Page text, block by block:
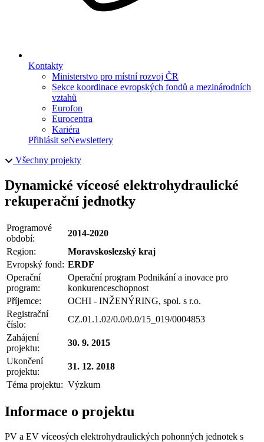
Kontakty
Ministerstvo pro místní rozvoj ČR
Sekce koordinace evropských fondů a mezinárodních
vztahů
Eurofon
Eurocentra
Kariéra
Přihlásit seNewslettery
Všechny projekty
Dynamické víceosé elektrohydraulické
rekuperační jednotky
Programové
období:
2014-2020
Region:
Moravskoslezský kraj
Evropský fond: ERDF
Operační
program:
Operační program Podnikání a inovace pro
konkurenceschopnost
Příjemce:
OCHI - INŽENÝRING, spol. s r.o.
Registrační
číslo:
CZ.01.1.02/0.0/0.0/15_019/0004853
Zahájení
projektu:
30. 9. 2015
Ukončení
projektu:
31. 12. 2018
Téma projektu: Výzkum
Informace o projektu
PV a EV víceosých elektrohydraulických pohonných jednotek s